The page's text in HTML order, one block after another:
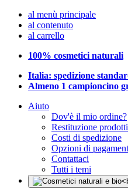
al menù principale
al contenuto
al carrello
100% cosmetici naturali
Italia: spedizione
Almeno 1 campioncino
Aiuto
Dov'è il mio ordine?
Restituzione prodotti
Costi di spedizione
Opzioni di
Contattaci
Tutti i temi